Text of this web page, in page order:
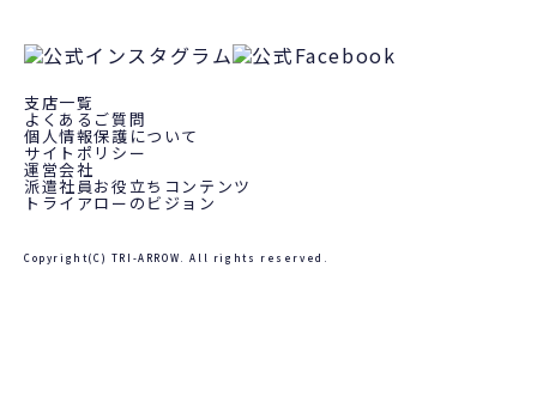
支店一覧
よくあるご質問
個人情報保護について
サイトポリシー
運営会社
派遣社員お役立ちコンテンツ
トライアローのビジョン
Copyright(C) TRI-ARROW. All rights reserved.